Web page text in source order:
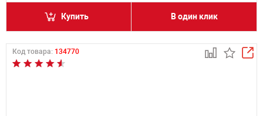
Купить В один клик
Код товара: 134770